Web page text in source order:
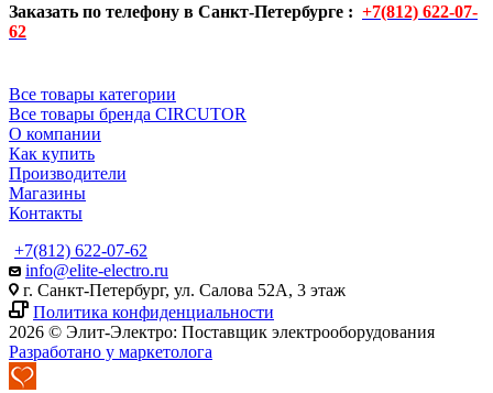
Заказать по телефону в Санкт-Петербурге : +7(812) 622-07-
62
Все товары категории
Все товары бренда CIRCUTOR
О компании
Как купить
Производители
Магазины
Контакты
+7(812) 622-07-62
info@elite-electro.ru
г. Санкт-Петербург, ул. Салова 52А, 3 этаж
Политика конфиденциальности
2026 © Элит-Электро: Поставщик электрооборудования
Разработано у маркетолога